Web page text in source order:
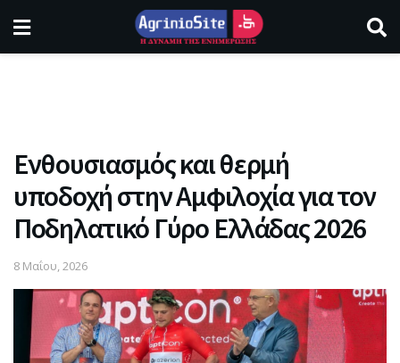
Ενθουσιασμός και θερμή
υποδοχή στην Αμφιλοχία για τον
Ποδηλατικό Γύρο Ελλάδας 2026
8 Μαΐου, 2026